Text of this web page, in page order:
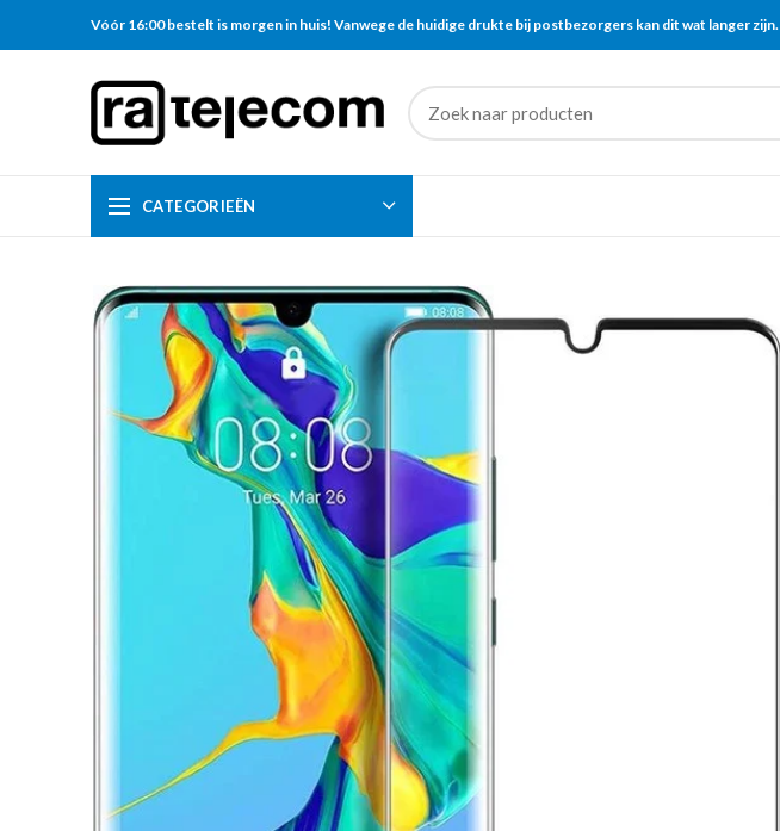
Vóór 16:00 bestelt is morgen in huis! Vanwege de huidige drukte bij postbezorgers kan dit wat langer zijn.
CATEGORIEËN